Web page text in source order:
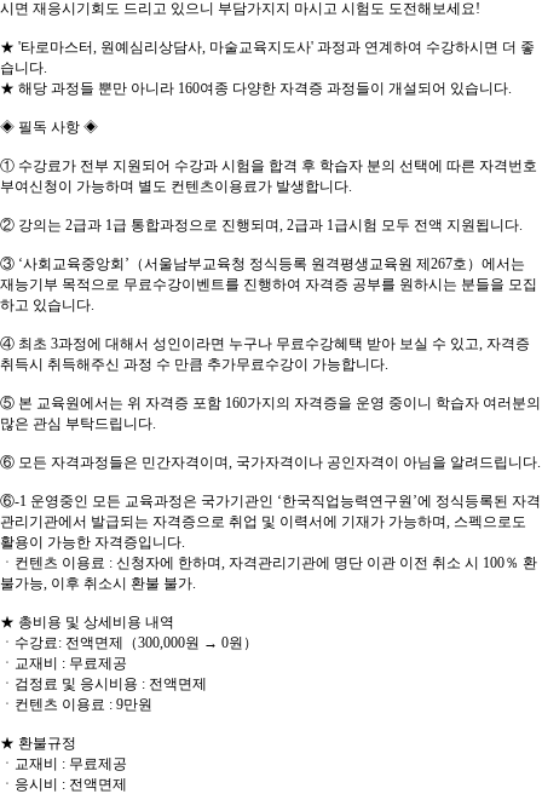
시면 재응시기회도 드리고 있으니 부담가지지 마시고 시험도 도전해보세요!
★ '타로마스터, 원예심리상담사, 마술교육지도사' 과정과 연계하여 수강하시면 더 좋
습니다.
★ 해당 과정들 뿐만 아니라 160여종 다양한 자격증 과정들이 개설되어 있습니다.
◈ 필독 사항 ◈
① 수강료가 전부 지원되어 수강과 시험을 합격 후 학습자 분의 선택에 따른 자격번호
부여신청이 가능하며 별도 컨텐츠이용료가 발생합니다.
② 강의는 2급과 1급 통합과정으로 진행되며, 2급과 1급시험 모두 전액 지원됩니다.
③ ‘사회교육중앙회’（서울남부교육청 정식등록 원격평생교육원 제267호）에서는
재능기부 목적으로 무료수강이벤트를 진행하여 자격증 공부를 원하시는 분들을 모집
하고 있습니다.
④ 최초 3과정에 대해서 성인이라면 누구나 무료수강혜택 받아 보실 수 있고, 자격증
취득시 취득해주신 과정 수 만큼 추가무료수강이 가능합니다.
⑤ 본 교육원에서는 위 자격증 포함 160가지의 자격증을 운영 중이니 학습자 여러분의
많은 관심 부탁드립니다.
⑥ 모든 자격과정들은 민간자격이며, 국가자격이나 공인자격이 아님을 알려드립니다.
⑥-1 운영중인 모든 교육과정은 국가기관인 ‘한국직업능력연구원’에 정식등록된 자격
관리기관에서 발급되는 자격증으로 취업 및 이력서에 기재가 가능하며, 스펙으로도
활용이 가능한 자격증입니다.
ㆍ컨텐츠 이용료 : 신청자에 한하며, 자격관리기관에 명단 이관 이전 취소 시 100％ 환
불가능, 이후 취소시 환불 불가.
★ 총비용 및 상세비용 내역
ㆍ수강료: 전액면제（300,000원 → 0원）
ㆍ교재비 : 무료제공
ㆍ검정료 및 응시비용 : 전액면제
ㆍ컨텐츠 이용료 : 9만원
★ 환불규정
ㆍ교재비 : 무료제공
ㆍ응시비 : 전액면제